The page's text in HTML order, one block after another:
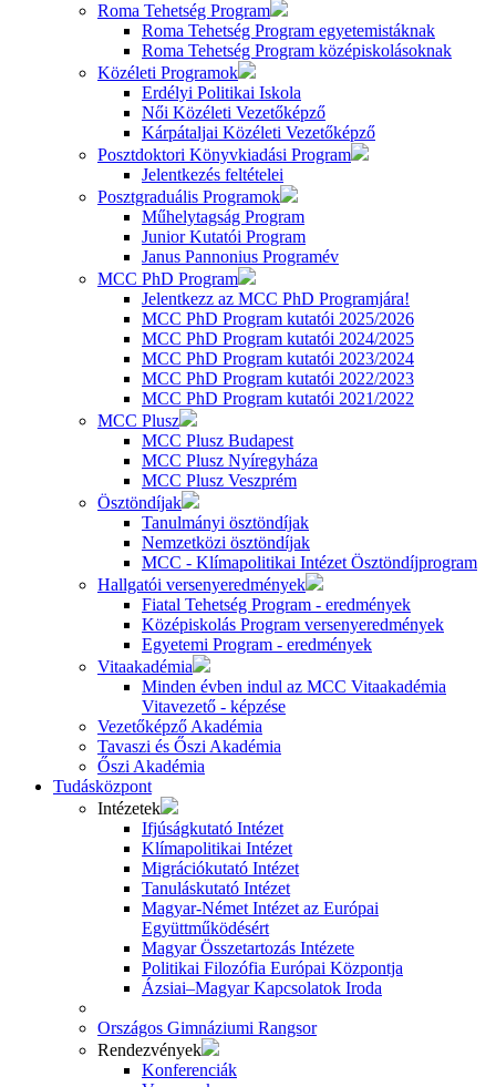
Roma Tehetség Program
Roma Tehetség Program egyetemistáknak
Roma Tehetség Program középiskolásoknak
Közéleti Programok
Erdélyi Politikai Iskola
Női Közéleti Vezetőképző
Kárpátaljai Közéleti Vezetőképző
Posztdoktori Könyvkiadási Program
Jelentkezés feltételei
Posztgraduális Programok
Műhelytagság Program
Junior Kutatói Program
Janus Pannonius Programév
MCC PhD Program
Jelentkezz az MCC PhD Programjára!
MCC PhD Program kutatói 2025/2026
MCC PhD Program kutatói 2024/2025
MCC PhD Program kutatói 2023/2024
MCC PhD Program kutatói 2022/2023
MCC PhD Program kutatói 2021/2022
MCC Plusz
MCC Plusz Budapest
MCC Plusz Nyíregyháza
MCC Plusz Veszprém
Ösztöndíjak
Tanulmányi ösztöndíjak
Nemzetközi ösztöndíjak
MCC - Klímapolitikai Intézet Ösztöndíjprogram
Hallgatói versenyeredmények
Fiatal Tehetség Program - eredmények
Középiskolás Program versenyeredmények
Egyetemi Program - eredmények
Vitaakadémia
Minden évben indul az MCC Vitaakadémia
Vitavezető - képzése
Vezetőképző Akadémia
Tavaszi és Őszi Akadémia
Őszi Akadémia
Tudásközpont
Intézetek
Ifjúságkutató Intézet
Klímapolitikai Intézet
Migrációkutató Intézet
Tanuláskutató Intézet
Magyar-Német Intézet az Európai
Együttműködésért
Magyar Összetartozás Intézete
Politikai Filozófia Európai Központja
Ázsiai–Magyar Kapcsolatok Iroda
Országos Gimnáziumi Rangsor
Rendezvények
Konferenciák